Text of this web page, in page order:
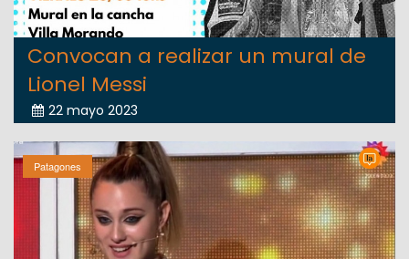
Convocan a realizar un mural de
Lionel Messi
22 mayo 2023
Patagones